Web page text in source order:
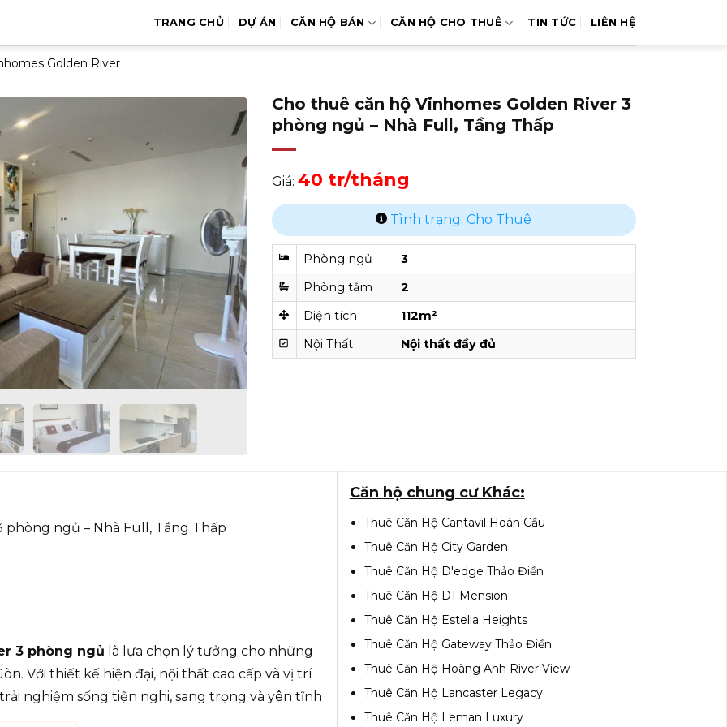
TRANG CHỦ DỰ ÁN CĂN HỘ BÁN CĂN HỘ CHO THUÊ TIN TỨC LIÊN HỆ
Golden River
Cho thuê căn hộ Vinhomes Golden River 3
phòng ngủ – Nhà Full, Tầng Thấp
Giá: 40 tr/tháng
Tình trạng: Cho Thuê
Phòng ngủ
3
Phòng tắm
2
Diện tích
112m²
Nội Thất
Nội thất đầy đủ
phòng ngủ – Nhà Full, Tầng Thấp
3 phòng ngủ là lựa chọn lý tưởng cho những
Với thiết kế hiện đại, nội thất cao cấp và vị trí
nghiệm sống tiện nghi, sang trọng và yên tĩnh
Căn hộ chung cư Khác:
Thuê Căn Hộ Cantavil Hoàn Cầu
Thuê Căn Hộ City Garden
Thuê Căn Hộ D'edge Thảo Điền
Thuê Căn Hộ D1 Mension
Thuê Căn Hộ Estella Heights
Thuê Căn Hộ Gateway Thảo Điền
Thuê Căn Hộ Hoàng Anh River View
Thuê Căn Hộ Lancaster Legacy
Thuê Căn Hộ Leman Luxury